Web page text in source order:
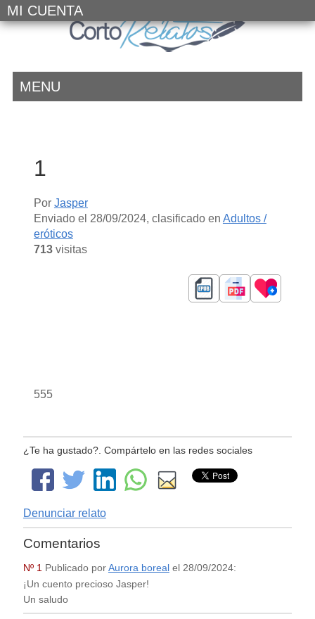
MI CUENTA
MENU
1
Por Jasper
Enviado el 28/09/2024, clasificado en Adultos /
eróticos
713visitas
555
¿Te ha gustado?. Compártelo en las redes sociales
Denunciar relato
Comentarios
Nº 1 Publicado por Aurora borealel 28/09/2024:
¡Un cuento precioso Jasper!
Un saludo